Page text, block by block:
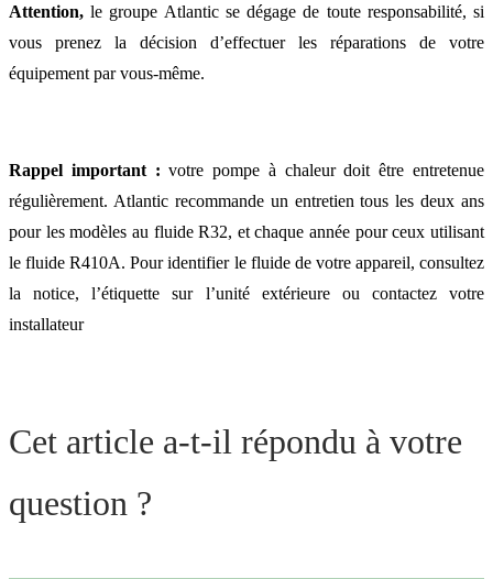
Attention,le groupe Atlantic se dégage de toute responsabilité, si
vous prenez la décision d’effectuer les réparations de votre
équipement par vous-même.
Rappel important :votre pompe à chaleur doit être entretenue
régulièrement. Atlantic recommande un entretien tous les deux ans
pour les modèles au fluide R32, et chaque année pour ceux utilisant
le fluide R410A. Pour identifier le fluide de votre appareil, consultez
la notice, l’étiquette sur l’unité extérieure ou contactez votre
installateur
Cet article a-t-il répondu à votre
question ?